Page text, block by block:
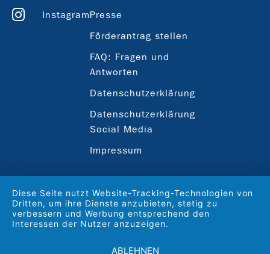
InstagramPresse
Förderantrag stellen
FAQ: Fragen und
Antworten
Datenschutzerklärung
Datenschutzerklärung
Social Media
Impressum
Diese Seite nutzt Website-Tracking-Technologien von
Dritten, um ihre Dienste anzubieten, stetig zu
verbessern und Werbung entsprechend den
Interessen der Nutzer anzuzeigen.
ABLEHNEN